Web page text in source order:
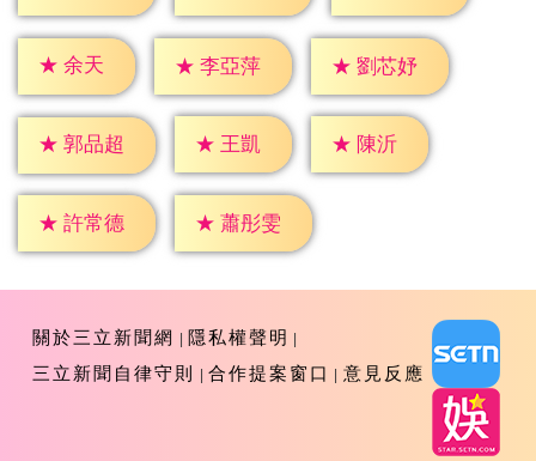
★ 余天 ★ 李亞萍 ★ 劉芯妤
★ 郭品超 ★ 王凱 ★ 陳沂
★ 許常德 ★ 蕭彤雯
關於三立新聞網
隱私權聲明
三立新聞自律守則
合作提案窗口 意見反應